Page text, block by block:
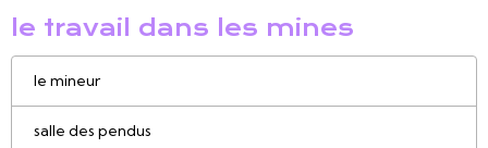
le travail dans les mines
le mineur
salle des pendus